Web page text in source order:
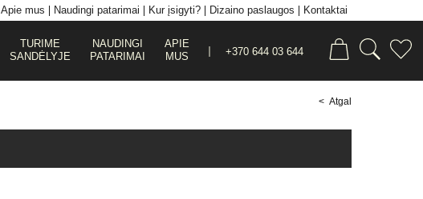
Apie mus Naudingi patarimai Kur įsigyti? Dizaino paslaugos Kontaktai
TURIME
SANDĖLYJE
NAUDINGI
PATARIMAI
APIE
MUS
+370 644 03 644
< Atgal